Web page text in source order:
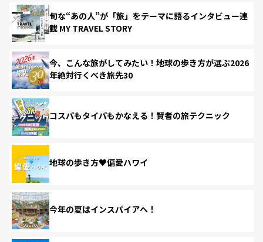
旬な“あの人”が「旅」をテーマに語るインタビュー連
載 MY TRAVEL STORY
今、こんな旅がしてみたい！地球の歩き方が選ぶ2026
年絶対行くべき旅先30
コスパもタイパもかなえる！賢者の旅テクニック
地球の歩き方♥偏愛ハワイ
今年の夏はインスパイアへ！